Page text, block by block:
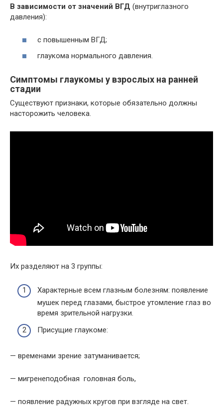
В зависимости от значений ВГД (внутриглазного
давления):
с повышенным ВГД;
глаукома нормального давления.
Симптомы глаукомы у взрослых на ранней
стадии
Существуют признаки, которые обязательно должны
насторожить человека.
Их разделяют на 3 группы:
Характерные всем глазным болезням: появление
мушек перед глазами, быстрое утомление глаз во
время зрительной нагрузки.
Присущие глаукоме:
— временами зрение затуманивается;
— мигренеподобная головная боль,
— появление радужных кругов при взгляде на свет.